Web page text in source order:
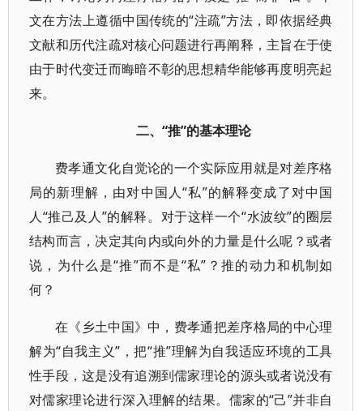
文在方法上遵循中国传统的“注疏”方法，即依据经典
文献和历代注疏对核心问题进行再阐释，主旨在于使
由于时代变迁而晦暗不彰的思想精华能够再度明亮起
来。
二、“推”的基本理论
费孝通文化自觉论的一个实际应用就是对差序格
局的新理解，由对中国人“私”的解释变成了对中国
人“推己及人”的解释。对于这样一个“水波纹”的圈层
结构而言，决定其向内或向外的力量是什么呢？或者
说，为什么是“推”而不是“私”？推的动力和机制如
何？
在《乡土中国》中，费孝通把差序格局的中心理
解为“自我主义”，把“推”理解为自我适应环境的工具
性手段，这是没有追溯到儒家理论的源头或者说没有
对儒家理论进行深入理解的结果。儒家的“己”并非自